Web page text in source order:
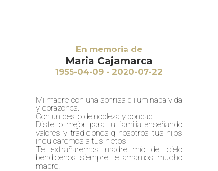
En memoria de
Maria Cajamarca
1955-04-09 - 2020-07-22
Mi madre con una sonrisa q iluminaba vida
y corazones.
Con un gesto de nobleza y bondad.
Diste lo mejor para tu familia enseñando
valores y tradiciones q nosotros tus hijos
inculcaremos a tus nietos.
Te extrañaremos madre mío del cielo
bendicenos siempre te amamos mucho
madre.